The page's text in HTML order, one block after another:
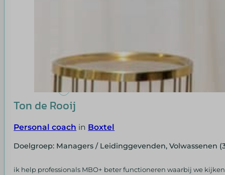
Ton de Rooij
Personal coach in Boxtel
Doelgroep: Managers / Leidinggevenden, Volwassenen
ik help professionals MBO+ beter functioneren waarbij we